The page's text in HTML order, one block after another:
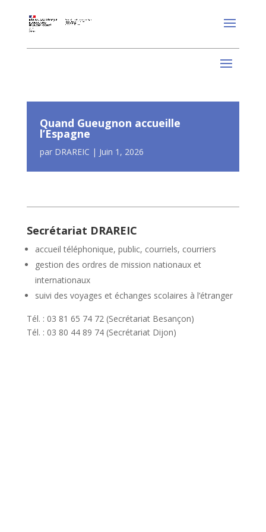
Quand Gueugnon accueille
l’Espagne
par DRAREIC | Juin 1, 2026
Secrétariat DRAREIC
accueil téléphonique, public, courriels, courriers
gestion des ordres de mission nationaux et
internationaux
suivi des voyages et échanges scolaires à l’étranger
Tél. : 03 81 65 74 72 (Secrétariat Besançon)
Tél. : 03 80 44 89 74 (Secrétariat Dijon)